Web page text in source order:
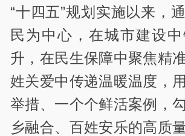
“十四五”规划实施以来，
民为中心，在城市建设
升，在民生保障中聚焦精
姓关爱中传递温暖温度，
举措、一个个鲜活案例，
乡融合、百姓安乐的高质